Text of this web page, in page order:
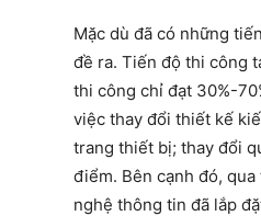
Mặc dù đã có những
đề ra. Tiến độ thi công
thi công chỉ đạt 30%-
việc thay đổi thiết kế
trang thiết bị; thay đổi
điểm. Bên cạnh đó,
nghệ thông tin đã lắp